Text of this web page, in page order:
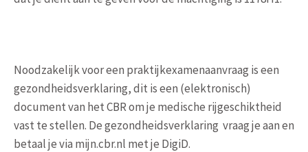
Noodzakelijk voor een praktijkexamenaanvraag is een
gezondheidsverklaring, dit is een (elektronisch)
document van het CBR om je medische rijgeschiktheid
vast te stellen. De gezondheidsverklaring vraag je aan en
betaal je via mijn.cbr.nl met je DigiD.